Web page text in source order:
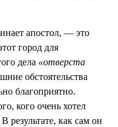
апостол, — это
город для
дела «отверста
обстоятельства
благоприятно.
кого очень хотел
результате, как сам он